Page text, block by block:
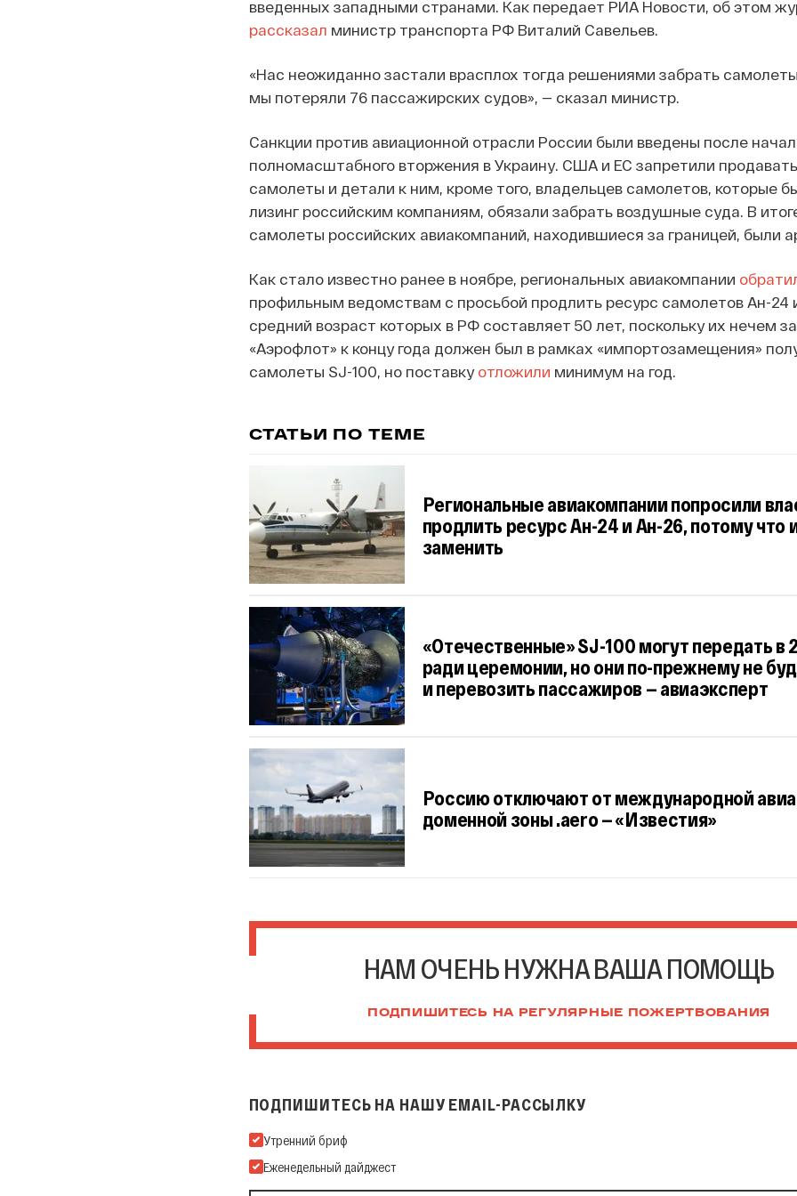
введенных западными странами. Как передает РИА Новости, об этом
рассказал министр транспорта РФ Виталий Савельев.
«Нас неожиданно застали врасплох тогда решениями забрать
мы потеряли 76 пассажирских судов», — сказал министр.
Санкции против авиационной отрасли России были введены после
полномасштабного вторжения в Украину. США и ЕС запретили
самолеты и детали к ним, кроме того, владельцев самолетов, которые
лизинг российским компаниям, обязали забрать воздушные суда. В
самолеты российских авиакомпаний, находившиеся за границей, были
Как стало известно ранее в ноябре, региональных авиакомпании
профильным ведомствам с просьбой продлить ресурс самолетов Ан-24
средний возраст которых в РФ составляет 50 лет, поскольку их нечем
«Аэрофлот» к концу года должен был в рамках «импортозамещения»
самолеты SJ-100, но поставку отложили минимум на год.
СТАТЬИ ПО ТЕМЕ
Региональные авиакомпании попросили
продлить ресурс Ан-24 и Ан-26, потому что
заменить
«Отечественные» SJ-100 могут передать в
ради церемонии, но они по-прежнему не
и перевозить пассажиров — авиаэксперт
Россию отключают от международной
доменной зоны .aero — «Известия»
НАМ ОЧЕНЬ НУЖНА ВАША ПОМОЩЬ
ПОДПИШИТЕСЬ НА РЕГУЛЯРНЫЕ ПОЖЕРТВОВАНИЯ
ПОДПИШИТЕСЬ НА НАШУ EMAIL-РАССЫЛКУ
Подпишитесь на нашу Email-рассылку
Утренний бриф
Еженедельный дайджест